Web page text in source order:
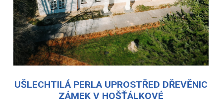
UŠLECHTILÁ PERLA UPROSTŘED DŘEVĚNIC
ZÁMEK V HOŠŤÁLKOVÉ